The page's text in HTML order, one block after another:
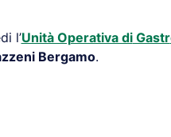
l’Unità Operativa diGastr
Bergamo.